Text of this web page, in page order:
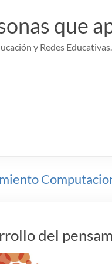
que
y Redes
del